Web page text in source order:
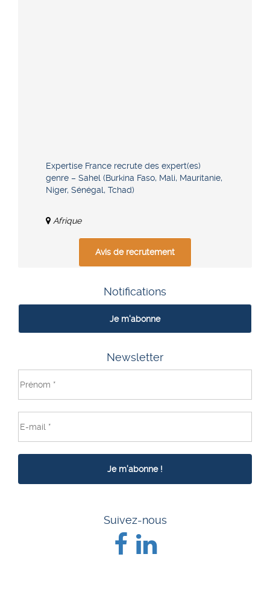
Expertise France recrute des expert(es)
genre – Sahel (Burkina Faso, Mali, Mauritanie,
Niger, Sénégal, Tchad)
Afrique
Avis de recrutement
Notifications
Je m'abonne
Newsletter
Suivez-nous